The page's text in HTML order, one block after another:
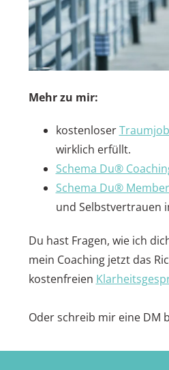
Mehr zu mir:
kostenloser
wirklich erfüllt.
Schema Du®
Schema Du®
und Selbstvertrauen
Du hast Fragen, wie ich
mein Coaching jetzt das
kostenfreien
Oder schreib mir eine DM